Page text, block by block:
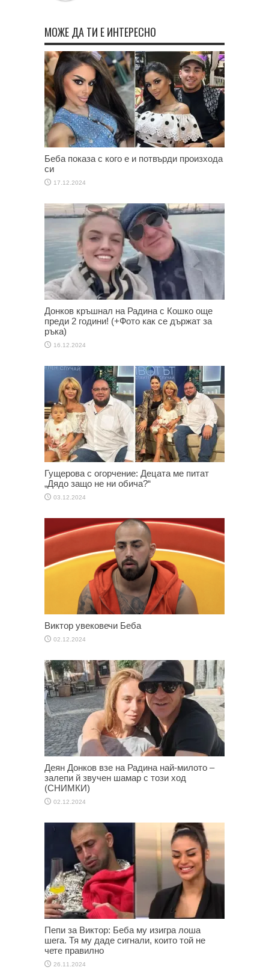
МОЖЕ ДА ТИ Е ИНТЕРЕСНО
Беба показа с кого е и потвърди произхода
си
17.12.2024
Донков кръшнал на Радина с Кошко още
преди 2 години! (+Фото как се държат за
ръка)
16.12.2024
Гущерова с огорчение: Децата ме питат
„Дядо защо не ни обича?“
03.12.2024
Виктор увековечи Беба
02.12.2024
Деян Донков взе на Радина най-милото –
залепи й звучен шамар с този ход
(СНИМКИ)
02.12.2024
Пепи за Виктор: Беба му изигра лоша
шега. Тя му даде сигнали, които той не
чете правилно
26.11.2024